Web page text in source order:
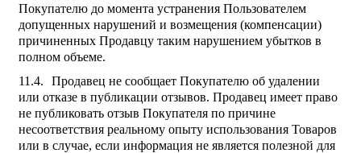
Покупателю до момента устранения Пользователем
допущенных нарушений и возмещения (компенсации)
причиненных Продавцу таким нарушением убытков в
полном объеме.
Продавец не сообщает Покупателю об удалении
или отказе в публикации отзывов. Продавец имеет право
не публиковать отзыв Покупателя по причине
несоответствия реальному опыту использования Товаров
или в случае, если информация не является полезной для